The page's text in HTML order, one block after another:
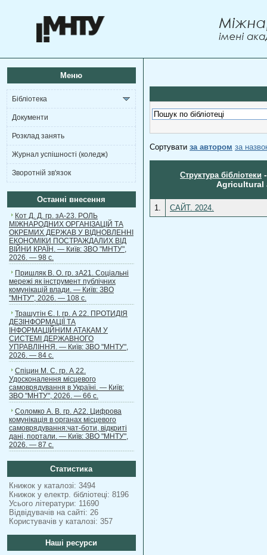
Меню
Бібліотека
Документи
Розклад занять
Журнал успішності (коледж)
Зворотній зв'язок
Останні внесення
Кот Д. Д. гр. зА-23. РОЛЬ
МІЖНАРОДНИХ ОРГАНІЗАЦІЙ ТА
ОКРЕМИХ ДЕРЖАВ У ВІДНОВЛЕННІ
ЕКОНОМІКИ ПОСТРАЖДАЛИХ ВІД
ВІЙНИ КРАЇН. — Київ: ЗВО "МНТУ",
2026. — 98 с.
Пришляк В. О. гр. зА21. Соціальні
мережі як інструмент публічних
комунікацій влади. — Київ: ЗВО
"МНТУ", 2026. — 108 с.
Трашутін Є. І. гр. А 22. ПРОТИДІЯ
ДЕЗІНФОРМАЦІЇ ТА
ІНФОРМАЦІЙНИМ АТАКАМ У
СИСТЕМІ ДЕРЖАВНОГО
УПРАВЛІННЯ. — Київ: ЗВО "МНТУ",
2026. — 84 с.
Спіцин М. С. гр. А 22.
Удосконалення місцевого
самоврядування в Україні. — Київ:
ЗВО "МНТУ", 2026. — 66 с.
Соломко А. В. гр. А22. Цифрова
комунікація в органах місцевого
самоврядування:чат-боти, відкриті
дані, портали. — Київ: ЗВО "МНТУ",
2026. — 87 с.
Статистика
Книжок у каталозі: 3494
Книжок у електр. бібліотеці: 8196
Усього літератури: 11690
Відвідувачів на сайті: 26
Користувачів у каталозі: 357
Наші ресурси
Сортувати за автором за
Структура бібліотеки
Agricultural
1. САЙТ. 2024.